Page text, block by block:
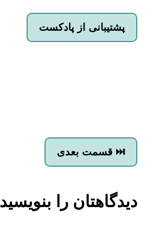
پشتیبانی از پادکست
قسمت بعدی ⏭
دیدگاهتان را بنویسید